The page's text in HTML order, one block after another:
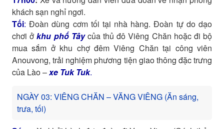
khách sạn nghỉ ngơi.
Tối: Đoàn dùng cơm tối tại nhà hàng. Đoàn tự do dạo
chơi ởkhu phố Tâycủa thủ đô Viêng Chăn hoặc đi bộ
mua sắm ở khu chợ đêm Viêng Chăn tại công viên
Anouvong, trải nghiệm phương tiện giao thông đặc trưng
của Lào –xe Tuk Tuk.
NGÀY 03: VIÊNG CHĂN – VĂNG VIÊNG (Ăn sáng,
trưa, tối)